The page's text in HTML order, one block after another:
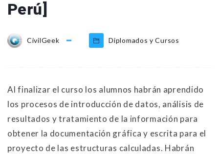
Perú]
CivilGeek Diplomados y Cursos
Al finalizar el curso los alumnos habrán aprendido
los procesos de introducción de datos, análisis de
resultados y tratamiento de la información para
obtener la documentación gráfica y escrita para el
proyecto de las estructuras calculadas. Habrán